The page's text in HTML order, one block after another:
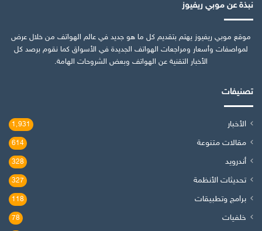
نبذة عن موبي ريفيوز
موقع موبي ريفيوز يهتم بتقديم كل ما هو جديد في عالم الهواتف من خلال عرض
لمواصفات وأسعار ومراجعات الهواتف الجديدة في الأسواق كما نقوم برصد كل
الأخبار التقنية عن الهواتف وبعض الشروحات الهامة.
تصنيفات
الأخبار 1٬931
مقالات متنوعة 614
أندرويد 328
تحديثات الأنظمة 327
برامج وتطبيقات 118
خلفيات 78